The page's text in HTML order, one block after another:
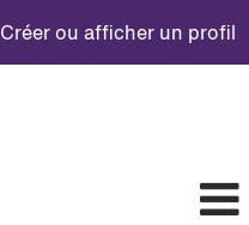
Créer ou afficher un profil